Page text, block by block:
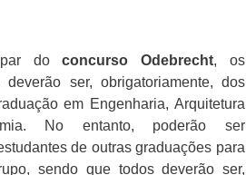
doconcursoOdebrecht, os
deverão ser, obrigatoriamente, dos
em Engenharia, Arquitetura
No entanto, poderão ser
de outras graduações para
sendo que todos deverão ser,